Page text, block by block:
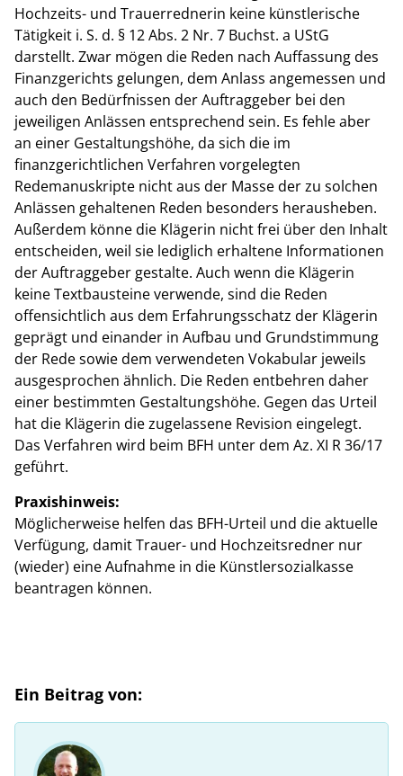
Hochzeits- und Trauerrednerin keine künstlerische
Tätigkeit i. S. d. § 12 Abs. 2 Nr. 7 Buchst. a UStG
darstellt. Zwar mögen die Reden nach Auffassung des
Finanzgerichts gelungen, dem Anlass angemessen und
auch den Bedürfnissen der Auftraggeber bei den
jeweiligen Anlässen entsprechend sein. Es fehle aber
an einer Gestaltungshöhe, da sich die im
finanzgerichtlichen Verfahren vorgelegten
Redemanuskripte nicht aus der Masse der zu solchen
Anlässen gehaltenen Reden besonders herausheben.
Außerdem könne die Klägerin nicht frei über den Inhalt
entscheiden, weil sie lediglich erhaltene Informationen
der Auftraggeber gestalte. Auch wenn die Klägerin
keine Textbausteine verwende, sind die Reden
offensichtlich aus dem Erfahrungsschatz der Klägerin
geprägt und einander in Aufbau und Grundstimmung
der Rede sowie dem verwendeten Vokabular jeweils
ausgesprochen ähnlich. Die Reden entbehren daher
einer bestimmten Gestaltungshöhe. Gegen das Urteil
hat die Klägerin die zugelassene Revision eingelegt.
Das Verfahren wird beim BFH unter dem Az. XI R 36/17
geführt.
Praxishinweis:
Möglicherweise helfen das BFH-Urteil und die aktuelle
Verfügung, damit Trauer- und Hochzeitsredner nur
(wieder) eine Aufnahme in die Künstlersozialkasse
beantragen können.
Ein Beitrag von: